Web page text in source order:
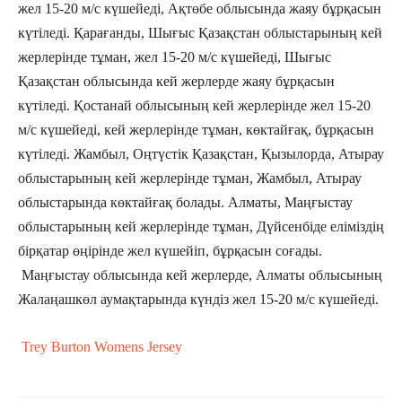
жел 15-20 м/с күшейеді, Ақтөбе облысында жаяу бұрқасын
күтіледі. Қарағанды, Шығыс Қазақстан облыстарының кей
жерлерінде тұман, жел 15-20 м/с күшейеді, Шығыс
Қазақстан облысында кей жерлерде жаяу бұрқасын
күтіледі. Қостанай облысының кей жерлерінде жел 15-20
м/с күшейеді, кей жерлерінде тұман, көктайғақ, бұрқасын
күтіледі. Жамбыл, Оңтүстік Қазақстан, Қызылорда, Атырау
облыстарының кей жерлерінде тұман, Жамбыл, Атырау
облыстарында көктайғақ болады. Алматы, Маңғыстау
облыстарының кей жерлерінде тұман, Дүйсенбіде еліміздің
бірқатар өңірінде жел күшейіп, бұрқасын соғады.
Маңғыстау облысында кей жерлерде, Алматы облысының
Жалаңашкөл аумақтарында күндіз жел 15-20 м/с күшейеді.
Trey Burton Womens Jersey